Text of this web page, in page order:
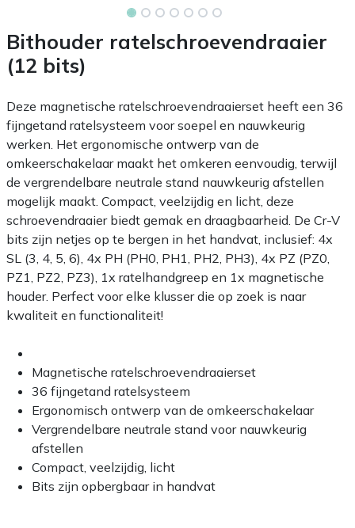
Bithouder ratelschroevendraaier
(12 bits)
Deze magnetische ratelschroevendraaierset heeft een 36
fijngetand ratelsysteem voor soepel en nauwkeurig
werken. Het ergonomische ontwerp van de
omkeerschakelaar maakt het omkeren eenvoudig, terwijl
de vergrendelbare neutrale stand nauwkeurig afstellen
mogelijk maakt. Compact, veelzijdig en licht, deze
schroevendraaier biedt gemak en draagbaarheid. De Cr-V
bits zijn netjes op te bergen in het handvat, inclusief: 4x
SL (3, 4, 5, 6), 4x PH (PH0, PH1, PH2, PH3), 4x PZ (PZ0,
PZ1, PZ2, PZ3), 1x ratelhandgreep en 1x magnetische
houder. Perfect voor elke klusser die op zoek is naar
kwaliteit en functionaliteit!
Magnetische ratelschroevendraaierset
36 fijngetand ratelsysteem
Ergonomisch ontwerp van de omkeerschakelaar
Vergrendelbare neutrale stand voor nauwkeurig
afstellen
Compact, veelzijdig, licht
Bits zijn opbergbaar in handvat